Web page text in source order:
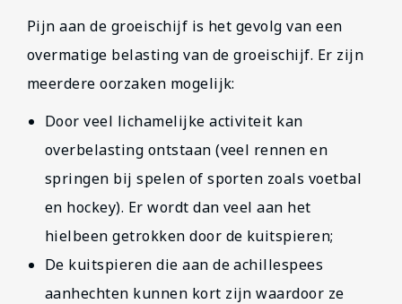
Pijn aan de groeischijf is het gevolg van een
overmatige belasting van de groeischijf. Er zijn
meerdere oorzaken mogelijk:
Door veel lichamelijke activiteit kan
overbelasting ontstaan (veel rennen en
springen bij spelen of sporten zoals voetbal
en hockey). Er wordt dan veel aan het
hielbeen getrokken door de kuitspieren;
De kuitspieren die aan de achillespees
aanhechten kunnen kort zijn waardoor ze